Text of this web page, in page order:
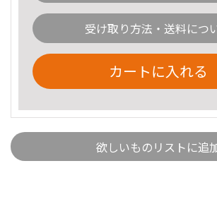
受け取り方法・送料につ
カートに入れる
欲しいものリストに追